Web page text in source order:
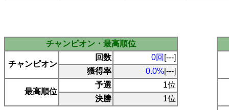
チャンピオン・最高順位
チャンピオン
回数 0回 [---]
獲得率
0.0%[---]
最高順位
予選
1位
決勝
1位